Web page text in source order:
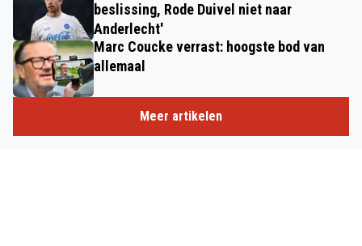
beslissing, Rode Duivel niet naar
Anderlecht'
Marc Coucke verrast: hoogste bod van
allemaal
Meer artikelen